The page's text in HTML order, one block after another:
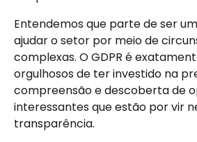
Entendemos que parte de ser
ajudar o setor por meio de
complexas. O GDPR é
orgulhosos de ter investido na
compreensão e descoberta de
interessantes que estão por vir
transparência.